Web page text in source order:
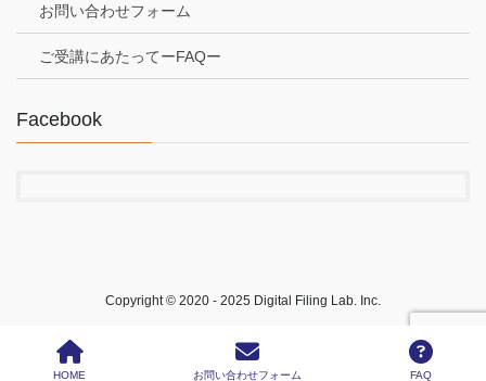
お問い合わせフォーム
ご受講にあたってーFAQー
Facebook
Copyright © 2020 - 2025 Digital Filing Lab. Inc.
HOME お問い合わせフォーム FAQ